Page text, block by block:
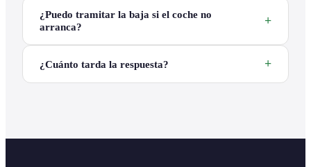
¿Puedo tramitar la baja si el coche no
arranca?
¿Cuánto tarda la respuesta?